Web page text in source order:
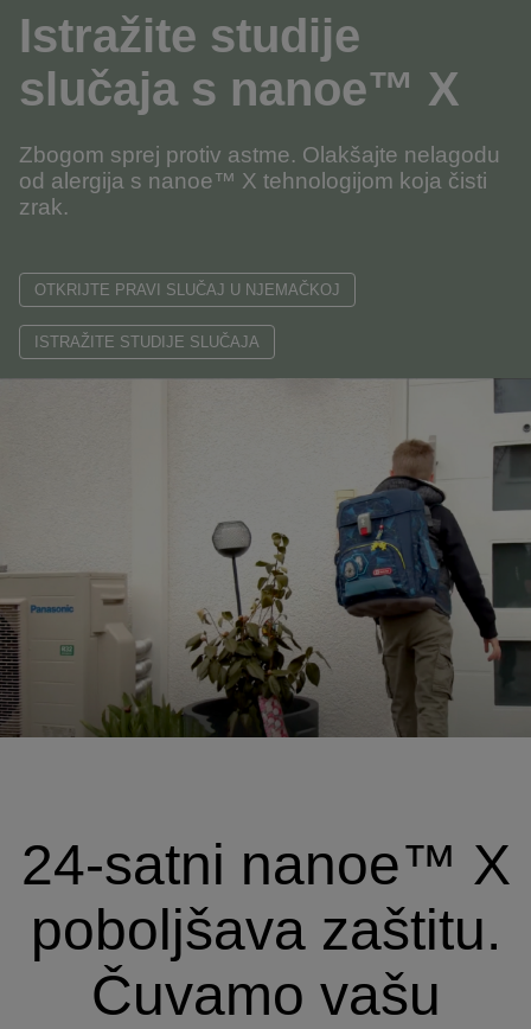
Istražite studije
slučaja s nanoe™ X
Zbogom sprej protiv astme. Olakšajte nelagodu
od alergija s nanoe™ X tehnologijom koja čisti
zrak.
OTKRIJTE PRAVI SLUČAJ U NJEMAČKOJ
ISTRAŽITE STUDIJE SLUČAJA
24-satni nanoe™ X
poboljšava zaštitu.
Čuvamo vašu